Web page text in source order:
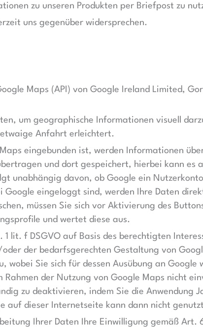
zu unseren Produkten per Briefpost zu
uns gegenüber widersprechen.
Maps (API) von Google Ireland Limited,
um geographische Informationen visuell
Anfahrt erleichtert.
eingebunden ist, werden Informationen
und dort gespeichert, hierbei kann es
unabhängig davon, ob Google ein
eingeloggt sind, werden Ihre Daten
müssen Sie sich vor Aktivierung des
und wertet diese aus.
lit. f DSGVO auf Basis des berechtigten
der bedarfsgerechten Gestaltung von
wobei Sie sich für dessen Ausübung an Google
der Nutzung von Google Maps nicht
zu deaktivieren, indem Sie die Anwendung
auf dieser Internetseite kann dann nicht
Ihrer Daten Ihre Einwilligung gemäß Art.